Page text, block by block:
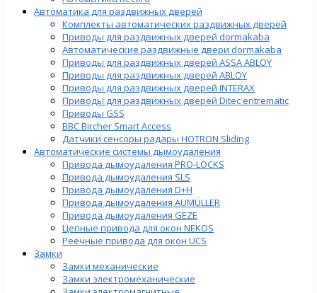
Автоматика для раздвижных дверей
Комплекты автоматических раздвижных дверей
Приводы для раздвижных дверей dormakaba
Автоматические раздвижные двери dormakaba
Приводы для раздвижных дверей ASSA ABLOY
Приводы для раздвижных дверей ABLOY
Приводы для раздвижных дверей INTERAX
Приводы для раздвижных дверей Ditec entrematic
Приводы GSS
BBC Bircher Smart Access
Датчики сенсоры радары HOTRON Sliding
Автоматические системы дымоудаления
Привода дымоудаления PRO-LOCKS
Привода дымоудаления SLS
Привода дымоудаления D+H
Привода дымоудаления AUMÜLLER
Привода дымоудаления GEZE
Цепные привода для окон NEKOS
Реечные привода для окон UСS
Замки
Замки механические
Замки электромеханические